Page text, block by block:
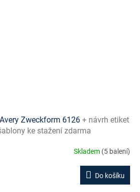
Zweckform 6126 + návrh etiket
ke stažení zdarma
Skladem (5 balení)
Do košíku